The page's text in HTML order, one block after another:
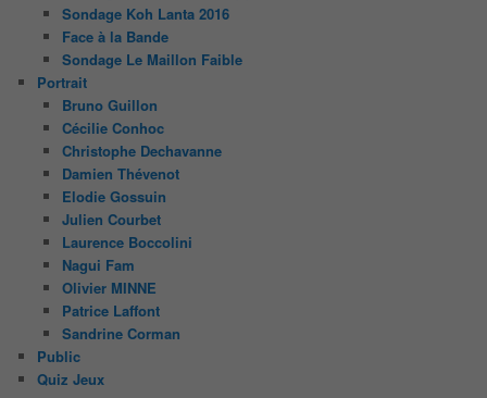
Sondage Koh Lanta 2016
Face à la Bande
Sondage Le Maillon Faible
Portrait
Bruno Guillon
Cécilie Conhoc
Christophe Dechavanne
Damien Thévenot
Elodie Gossuin
Julien Courbet
Laurence Boccolini
Nagui Fam
Olivier MINNE
Patrice Laffont
Sandrine Corman
Public
Quiz Jeux